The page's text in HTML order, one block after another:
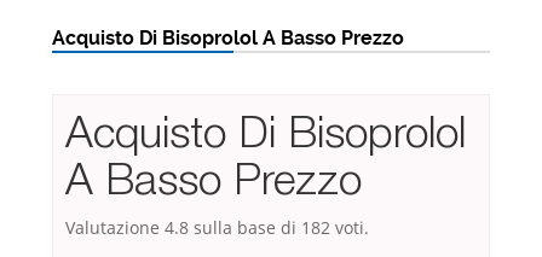
Acquisto Di Bisoprolol A Basso Prezzo
Acquisto Di Bisoprolol
A Basso Prezzo
Valutazione 4.8 sulla base di 182 voti.